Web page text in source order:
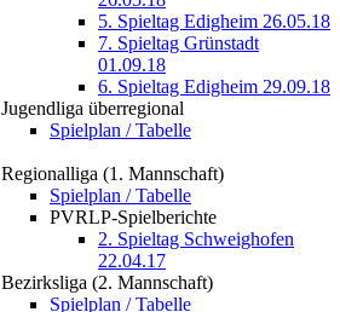
5. Spieltag Edigheim 26.05.18
7. Spieltag Grünstadt
01.09.18
6. Spieltag Edigheim 29.09.18
Jugendliga überregional
Spielplan / Tabelle
Regionalliga (1. Mannschaft)
Spielplan / Tabelle
PVRLP-Spielberichte
2. Spieltag Schweighofen
22.04.17
Bezirksliga (2. Mannschaft)
Spielplan / Tabelle